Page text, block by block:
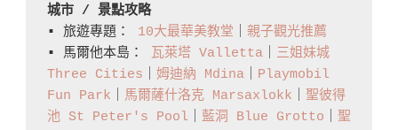
城市 / 景點攻略
▪️ 旅遊專題： 10大最華美教堂
親子觀光推薦
▪️ 馬爾他本島： 瓦萊塔 Valletta
三姐妹城
Three Cities
姆迪納 Mdina
Playmobil
Fun Park
馬爾薩什洛克 Marsaxlokk
聖彼得
池 St Peter's Pool
藍洞 Blue Grotto
聖